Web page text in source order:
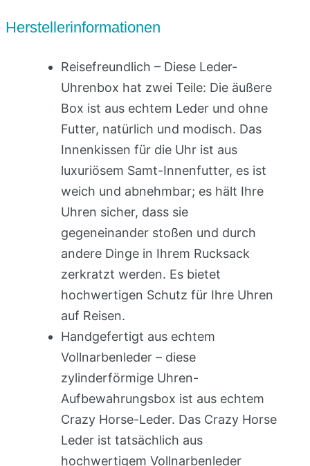
Herstellerinformationen
Reisefreundlich – Diese Leder-
Uhrenbox hat zwei Teile: Die äußere
Box ist aus echtem Leder und ohne
Futter, natürlich und modisch. Das
Innenkissen für die Uhr ist aus
luxuriösem Samt-Innenfutter, es ist
weich und abnehmbar; es hält Ihre
Uhren sicher, dass sie
gegeneinander stoßen und durch
andere Dinge in Ihrem Rucksack
zerkratzt werden. Es bietet
hochwertigen Schutz für Ihre Uhren
auf Reisen.
Handgefertigt aus echtem
Vollnarbenleder – diese
zylinderförmige Uhren-
Aufbewahrungsbox ist aus echtem
Crazy Horse-Leder. Das Crazy Horse
Leder ist tatsächlich aus
hochwertigem Vollnarbenleder